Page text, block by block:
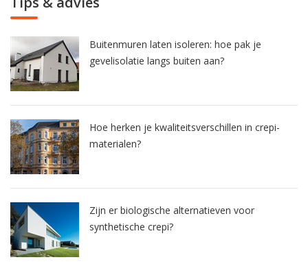
Buitenmuren laten isoleren: hoe pak je
gevelisolatie langs buiten aan?
Hoe herken je kwaliteitsverschillen in crepi-
materialen?
Zijn er biologische alternatieven voor
synthetische crepi?